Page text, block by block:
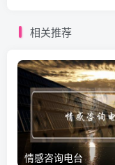
相关推荐
情感咨询电台